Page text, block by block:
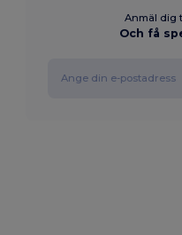
Anmäl dig
Och få